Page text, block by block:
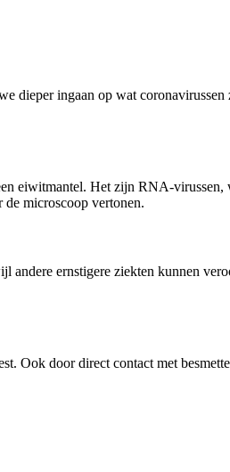
dieper ingaan op wat
eiwitmantel. Het zijn RNA-
microscoop vertonen.
andere ernstigere ziekten kunnen
Ook door direct contact met